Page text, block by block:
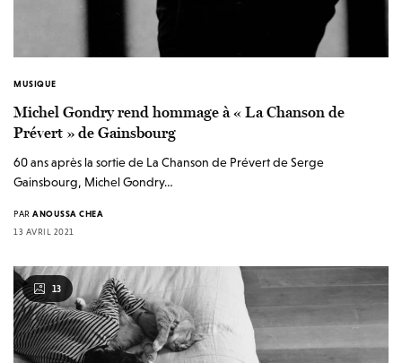
MUSIQUE
Michel Gondry rend hommage à « La Chanson de
Prévert » de Gainsbourg
60 ans après la sortie de La Chanson de Prévert de Serge
Gainsbourg, Michel Gondry…
PAR ANOUSSA CHEA
13 AVRIL 2021
13